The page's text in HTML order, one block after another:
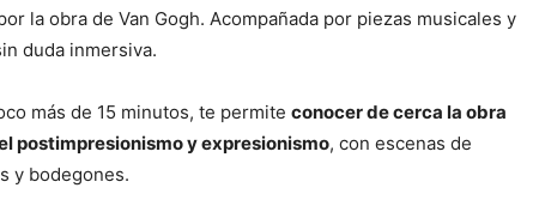
la obra de Van Gogh. Acompañada por piezas musicales y
duda inmersiva.
más de 15 minutos, te permite conocer de cerca la obra
postimpresionismo y expresionismo, con escenas de
y bodegones.